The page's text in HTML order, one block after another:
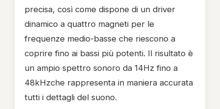
precisa, così come dispone di un driver
dinamico a quattro magneti per le
frequenze medio-basse che riescono a
coprire fino ai bassi più potenti. Il risultato è
un ampio spettro sonoro da 14Hz fino a
48kHzche rappresenta in maniera accurata
tutti i dettagli del suono.